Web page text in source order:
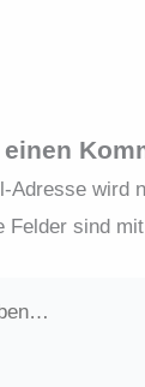
Adresse wird
Felder sind mit